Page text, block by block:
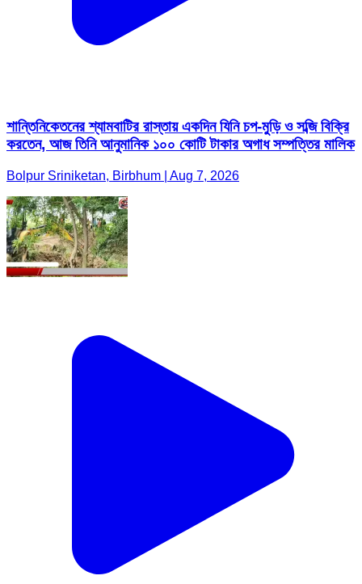
শান্তিনিকেতনের শ্যামবাটির রাস্তায় একদিন যিনি চপ-মুড়ি ও সব্জি বিক্রি
করতেন, আজ তিনি আনুমানিক ১০০ কোটি টাকার অগাধ সম্পত্তির মালিক
Bolpur Sriniketan, Birbhum | Aug 7, 2026